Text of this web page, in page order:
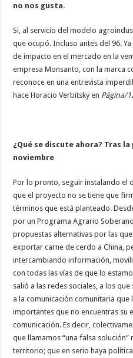
no nos gusta.
Si, al servicio del modelo
que ocupó. Incluso antes del 96.
de impacto en el mercado en la
empresa Monsanto, con la marca
reconoce en una entrevista
hace Horacio Verbitsky en Página/
¿Qué se discute ahora? Tras
noviembre
Por lo pronto, seguir instalando el
que el proyecto no se tiene que
términos que está planteado.
por un Programa Agrario
propuestas alternativas por las
exportar carne de cerdo a China,
intercambiando información,
con todas las vías de que lo
salió a las redes sociales, a los
a la comunicación comunitaria que
importantes que no encuentras su
comunicación. Es decir,
que llamamos “una falsa
territorio; que en serio haya